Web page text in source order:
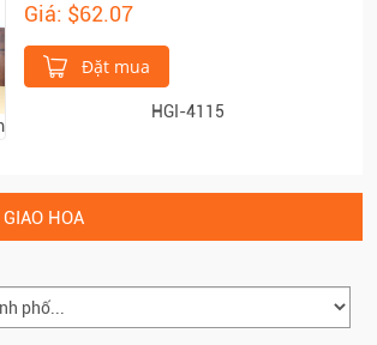
Giá: $62.07
Đặt mua
HGI-4115
HOA